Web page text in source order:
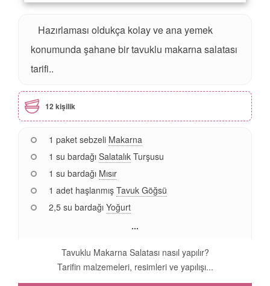
Hazırlaması oldukça kolay ve ana yemek
konumunda şahane bir tavuklu makarna salatası
tarifi..
12 kişilik
1 paket sebzeli Makarna
1 su bardağı Salatalık Turşusu
1 su bardağı Mısır
1 adet haşlanmış Tavuk Göğsü
2,5 su bardağı Yoğurt
...
Tavuklu Makarna Salatası nasıl yapılır?
Tarifin malzemeleri, resimleri ve yapılışı...